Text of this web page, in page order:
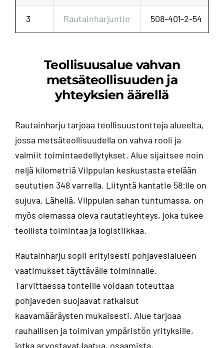
3 Rautainharjuntie 508-401-2-54
Teollisuusalue vahvan
metsäteollisuuden ja
yhteyksien äärellä
Rautainharju tarjoaa teollisuustontteja alueelta,
jossa metsäteollisuudella on vahva rooli ja
valmiit toimintaedellytykset. Alue sijaitsee noin
neljä kilometriä Vilppulan keskustasta etelään
seututien 348 varrella. Liityntä kantatie 58:lle on
sujuva. Lähellä, Vilppulan sahan tuntumassa, on
myös olemassa oleva rautatieyhteys, joka tukee
teollista toimintaa ja logistiikkaa.
Rautainharju sopii erityisesti pohjavesialueen
vaatimukset täyttävälle toiminnalle.
Tarvittaessa tonteille voidaan toteuttaa
pohjaveden suojaavat ratkaisut
kaavamääräysten mukaisesti. Alue tarjoaa
rauhallisen ja toimivan ympäristön yrityksille,
jotka arvostavat laatua, osaamista,